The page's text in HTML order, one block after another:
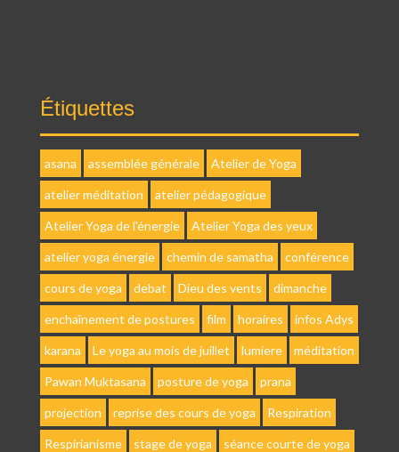
Étiquettes
asana assemblée générale Atelier de Yoga
atelier méditation atelier pédagogique
Atelier Yoga de l'énergie Atelier Yoga des yeux
atelier yoga énergie chemin de samatha conférence
cours de yoga debat Dieu des vents dimanche
enchaînement de postures film horaires infos Adys
karana Le yoga au mois de juillet lumiere méditation
Pawan Muktasana posture de yoga prana
projection reprise des cours de yoga Respiration
Respirianisme stage de yoga séance courte de yoga